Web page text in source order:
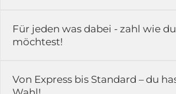
Rückgabe & Reklamation
Kontakt
Karriere
in der Ausstellung...
51789 Lindlar
Für jeden was dabei - zahl wie du
möchtest!
Von Express bis Standard – du